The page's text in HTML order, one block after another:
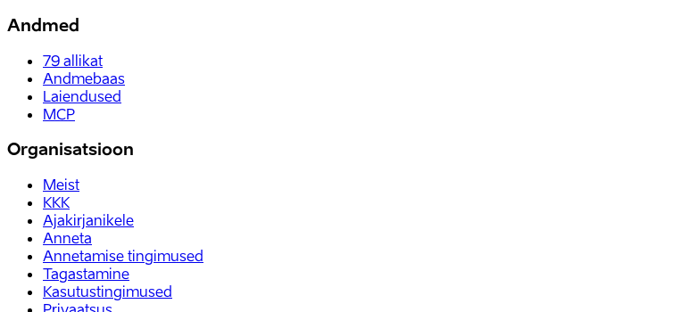
Andmed
79 allikat
Andmebaas
Laiendused
MCP
Organisatsioon
Meist
KKK
Ajakirjanikele
Anneta
Annetamise tingimused
Tagastamine
Kasutustingimused